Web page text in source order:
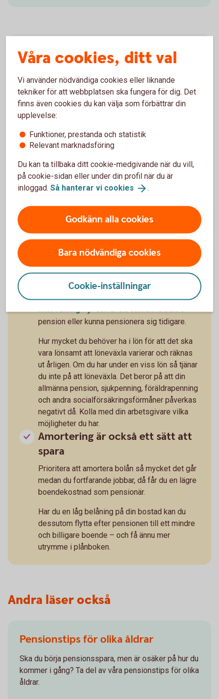
Få pengar att växa
hänsyn till avgifter kan även ett blygsamt men
regelbundet sparande med tiden växa till ett
Så får du pengar att växa - läs vår rapport
(pdf)
Finns det andra sätt att trygga
sin pension? Arturo tipsar
Löneväxling - ett sätt att öka
pensionen
Du som anställd kan få en del av din lön
omvandlad till pension. Det kallas
löneväxling
och är ett sätt att få bättre
pension eller kunna pensionera sig tidigare.
Hur mycket du behöver ha i lön för att det ska
vara lönsamt att löneväxla varierar och räknas
ut årligen. Om du har under en viss lön så tjänar
du inte på att löneväxla. Det beror på att din
allmänna pension, sjukpenning, föräldrapenning
och andra socialförsäkringsförmåner påverkas
negativt då. Kolla med din arbetsgivare vilka
möjligheter du har.
Amortering är också ett sätt att
spara
Prioritera att amortera bolån så mycket det går
medan du fortfarande jobbar, då får du en lägre
boendekostnad som pensionär.
Har du en låg belåning på din bostad kan du
dessutom flytta efter pensionen till ett mindre
och billigare boende – och få ännu mer
utrymme i plånboken.
Andra läser också
Pensionstips för olika åldrar
Ska du börja pensionsspara, men är osäker på hur du
kommer i gång? Ta del av våra pensionstips för olika
åldrar.
Våra cookies, ditt val
Vi använder nödvändiga cookies eller liknande
tekniker för att webbplatsen ska fungera för dig. Det
finns även cookies du kan välja som förbättrar din
upplevelse:
Funktioner, prestanda och statistik
Relevant marknadsföring
Du kan ta tillbaka ditt cookie-medgivande när du vill,
på cookie-sidan eller under din profil när du är
inloggad. Så hanterar vi cookies .
Godkänn alla cookies
Bara nödvändiga cookies
Cookie-inställningar